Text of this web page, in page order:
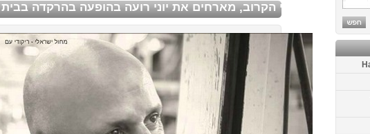
שלישי הקרוב, מארחים את יוני רועה בהופעה בהרקדה בבית